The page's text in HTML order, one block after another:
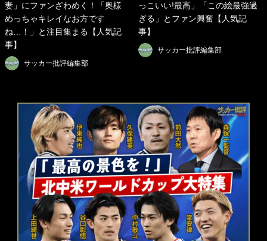
妻」にファンざわめく！「奥様
めっちゃキレイなお方です
ね…！」と注目集まる【人気記
事】
サッカー批評編集部
っこいい!最高」「この絵最強過
ぎる」とファン興奮【人気記
事】
サッカー批評編集部